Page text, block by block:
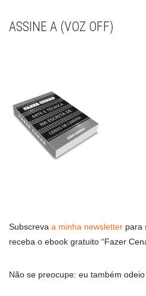
ASSINE A (VOZ OFF)
Subscreva a minha newsletter para
receba o ebook gratuito “Fazer
Não se preocupe: eu também